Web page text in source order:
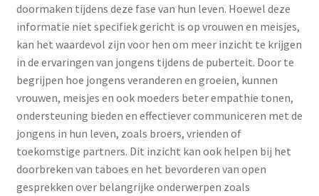
Menstruatieondergoed
Menstruatiepijn
Menstruatiesponsjes
Seksualiteit
Tampons
doormaken tijdens deze fase van hun leven. Hoewel deze
informatie niet specifiek gericht is op vrouwen en meisjes,
kan het waardevol zijn voor hen om meer inzicht te krijgen
in de ervaringen van jongens tijdens de puberteit. Door te
begrijpen hoe jongens veranderen en groeien, kunnen
vrouwen, meisjes en ook moeders beter empathie tonen,
ondersteuning bieden en effectiever communiceren met de
jongens in hun leven, zoals broers, vrienden of
toekomstige partners. Dit inzicht kan ook helpen bij het
doorbreken van taboes en het bevorderen van open
gesprekken over belangrijke onderwerpen zoals